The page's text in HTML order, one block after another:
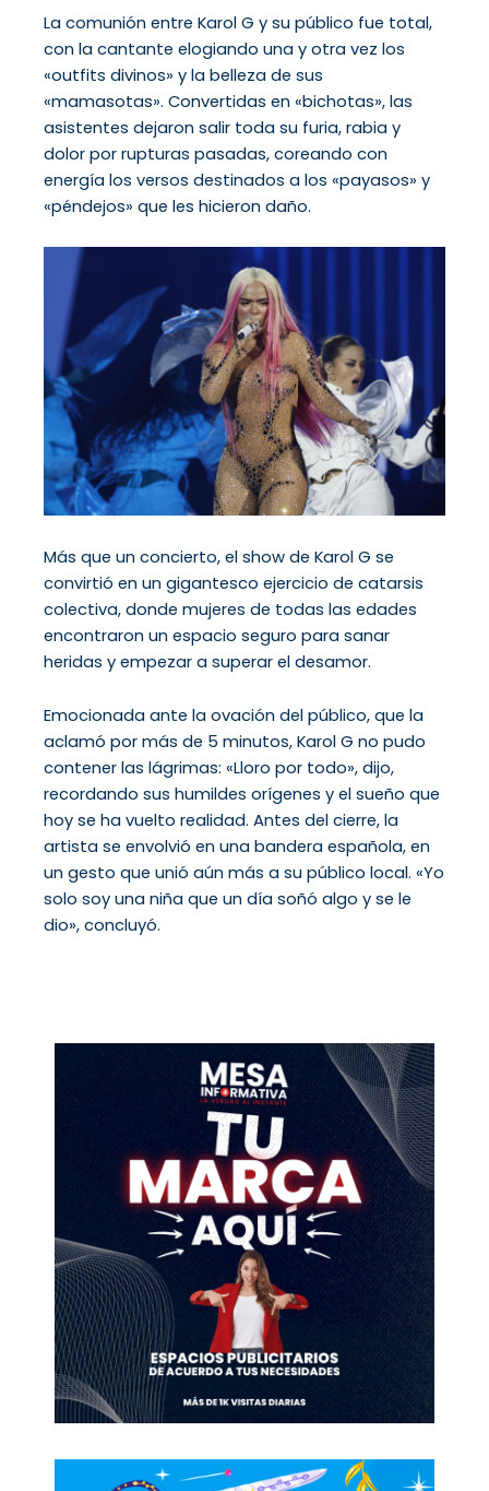
La comunión entre Karol G y su público fue total,
con la cantante elogiando una y otra vez los
«outfits divinos» y la belleza de sus
«mamasotas». Convertidas en «bichotas», las
asistentes dejaron salir toda su furia, rabia y
dolor por rupturas pasadas, coreando con
energía los versos destinados a los «payasos» y
«péndejos» que les hicieron daño.
Más que un concierto, el show de Karol G se
convirtió en un gigantesco ejercicio de catarsis
colectiva, donde mujeres de todas las edades
encontraron un espacio seguro para sanar
heridas y empezar a superar el desamor.
Emocionada ante la ovación del público, que la
aclamó por más de 5 minutos, Karol G no pudo
contener las lágrimas: «Lloro por todo», dijo,
recordando sus humildes orígenes y el sueño que
hoy se ha vuelto realidad. Antes del cierre, la
artista se envolvió en una bandera española, en
un gesto que unió aún más a su público local. «Yo
solo soy una niña que un día soñó algo y se le
dio», concluyó.